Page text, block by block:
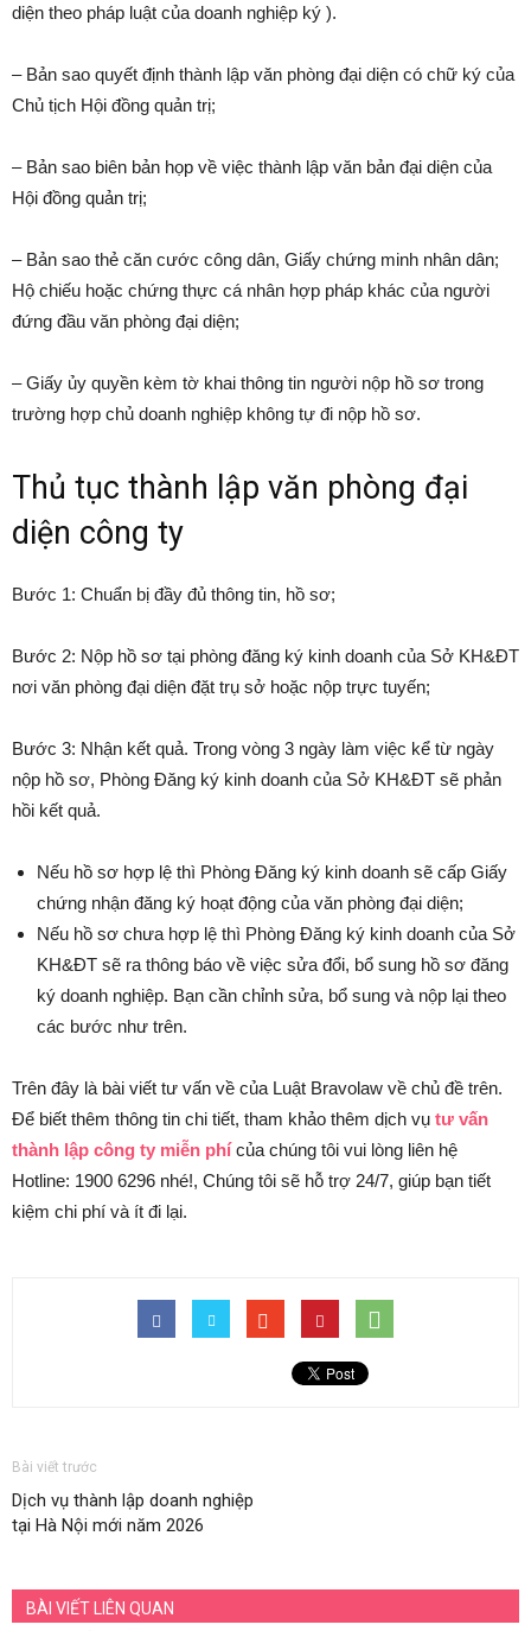
diện theo pháp luật của doanh nghiệp ký ).
– Bản sao quyết định thành lập văn phòng đại diện có chữ ký của
Chủ tịch Hội đồng quản trị;
– Bản sao biên bản họp về việc thành lập văn bản đại diện của
Hội đồng quản trị;
– Bản sao thẻ căn cước công dân, Giấy chứng minh nhân dân;
Hộ chiếu hoặc chứng thực cá nhân hợp pháp khác của người
đứng đầu văn phòng đại diện;
– Giấy ủy quyền kèm tờ khai thông tin người nộp hồ sơ trong
trường hợp chủ doanh nghiệp không tự đi nộp hồ sơ.
Thủ tục thành lập văn phòng đại
diện công ty
Bước 1: Chuẩn bị đầy đủ thông tin, hồ sơ;
Bước 2: Nộp hồ sơ tại phòng đăng ký kinh doanh của Sở KH&ĐT
nơi văn phòng đại diện đặt trụ sở hoặc nộp trực tuyến;
Bước 3: Nhận kết quả. Trong vòng 3 ngày làm việc kể từ ngày
nộp hồ sơ, Phòng Đăng ký kinh doanh của Sở KH&ĐT sẽ phản
hồi kết quả.
Nếu hồ sơ hợp lệ thì Phòng Đăng ký kinh doanh sẽ cấp Giấy
chứng nhận đăng ký hoạt động của văn phòng đại diện;
Nếu hồ sơ chưa hợp lệ thì Phòng Đăng ký kinh doanh của Sở
KH&ĐT sẽ ra thông báo về việc sửa đổi, bổ sung hồ sơ đăng
ký doanh nghiệp. Bạn cần chỉnh sửa, bổ sung và nộp lại theo
các bước như trên.
Trên đây là bài viết tư vấn về của Luật Bravolaw về chủ đề trên.
Để biết thêm thông tin chi tiết, tham khảo thêm dịch vụ tư vấn
thành lập công ty miễn phícủa chúng tôi vui lòng liên hệ
Hotline: 1900 6296 nhé!, Chúng tôi sẽ hỗ trợ 24/7, giúp bạn tiết
kiệm chi phí và ít đi lại.
Bài viết trước
Dịch vụ thành lập doanh nghiệp
tại Hà Nội mới năm 2026
BÀI VIẾT LIÊN QUAN